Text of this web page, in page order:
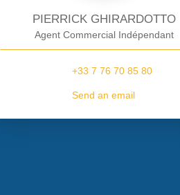
PIERRICK GHIRARDOTTO
Agent Commercial Indépendant
+33 7 76 70 85 80
Send an email